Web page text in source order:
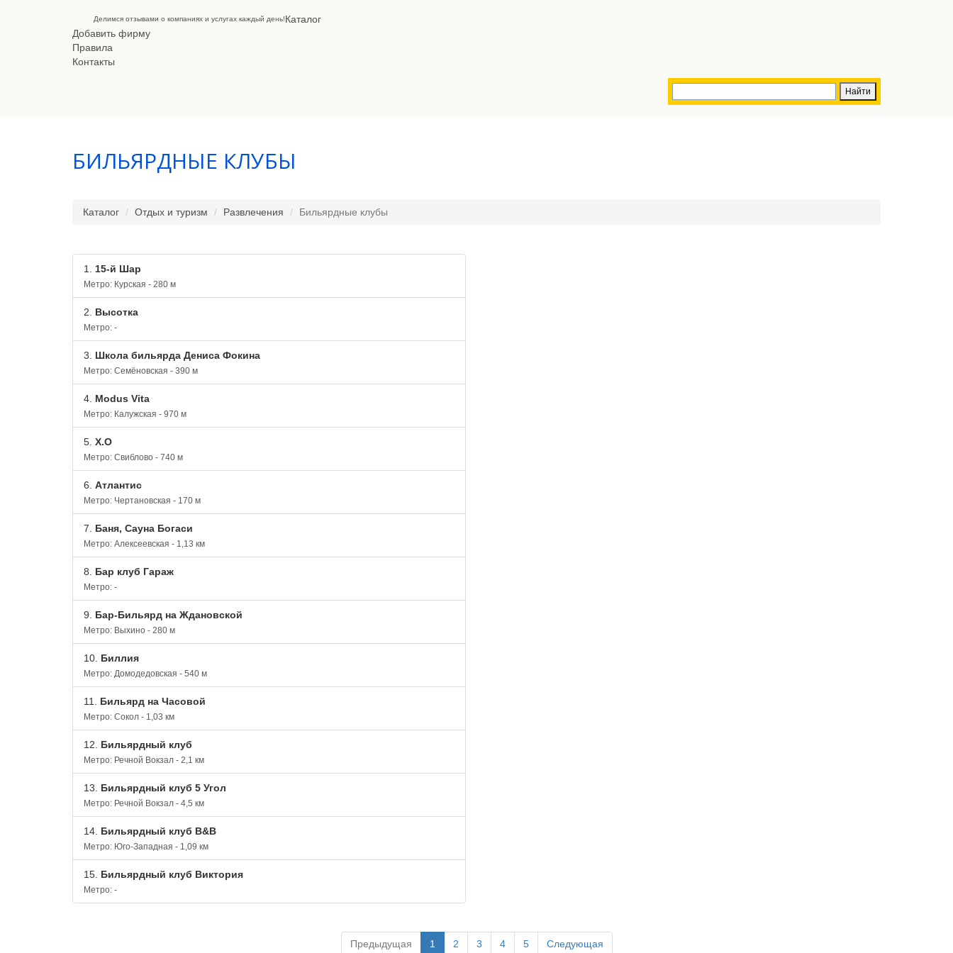
Делимся отзывами о компаниях и услугах каждый день!Каталог
Добавить фирму
Правила
Контакты
БИЛЬЯРДНЫЕ КЛУБЫ
Каталог Отдых и туризм Развлечения Бильярдные клубы
1. 15-й Шар
Метро: Курская - 280 м
2. Высотка
Метро: -
3. Школа бильярда Дениса Фокина
Метро: Семёновская - 390 м
4. Modus Vita
Метро: Калужская - 970 м
5. X.О
Метро: Свиблово - 740 м
6. Атлантис
Метро: Чертановская - 170 м
7. Баня, Сауна Богаси
Метро: Алексеевская - 1,13 км
8. Бар клуб Гараж
Метро: -
9. Бар-Бильярд на Ждановской
Метро: Выхино - 280 м
10. Биллия
Метро: Домодедовская - 540 м
11. Бильярд на Часовой
Метро: Сокол - 1,03 км
12. Бильярдный клуб
Метро: Речной Вокзал - 2,1 км
13. Бильярдный клуб 5 Угол
Метро: Речной Вокзал - 4,5 км
14. Бильярдный клуб B&B
Метро: Юго-Западная - 1,09 км
15. Бильярдный клуб Виктория
Метро: -
Предыдущая 1 2 3 4 5 Следующая